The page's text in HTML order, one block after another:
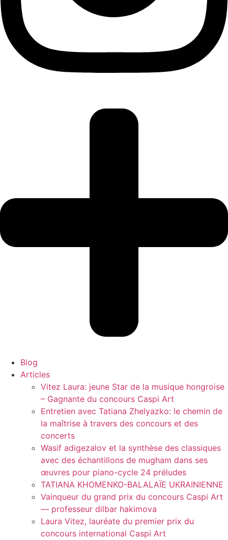
Blog
Articles
Vitez Laura: jeune Star de la musique hongroise
– Gagnante du concours Caspi Art
Entretien avec Tatiana Zhelyazko: le chemin de
la maîtrise à travers des concours et des
concerts
Wasif adigezalov et la synthèse des classiques
avec des échantillons de mugham dans ses
œuvres pour piano-cycle 24 préludes
TATIANA KHOMENKO-BALALAÏE UKRAINIENNE
Vainqueur du grand prix du concours Caspi Art
— professeur dilbar hakimova
Laura Vitez, lauréate du premier prix du
concours international Caspi Art